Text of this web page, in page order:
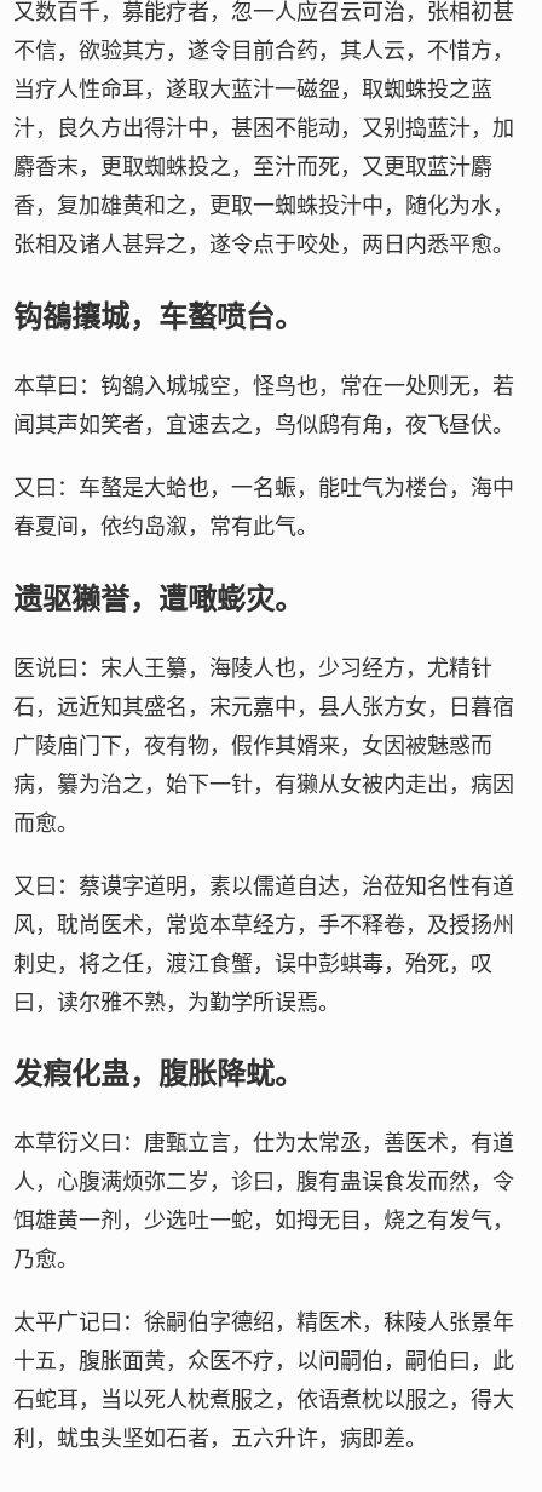
又数百千，募能疗者，忽一人应召云可治，张相初甚
不信，欲验其方，遂令目前合药，其人云，不惜方，
当疗人性命耳，遂取大蓝汁一磁盌，取蜘蛛投之蓝
汁，良久方出得汁中，甚困不能动，又别捣蓝汁，加
麝香末，更取蜘蛛投之，至汁而死，又更取蓝汁麝
香，复加雄黄和之，更取一蜘蛛投汁中，随化为水，
张相及诸人甚异之，遂令点于咬处，两日内悉平愈。
钩鵅攘城，车螯喷台。
本草曰：钩鵅入城城空，怪鸟也，常在一处则无，若
闻其声如笑者，宜速去之，鸟似鸱有角，夜飞昼伏。
又曰：车螯是大蛤也，一名蜄，能吐气为楼台，海中
春夏间，依约岛溆，常有此气。
遗驱獭誉，遭噉蟛灾。
医说曰：宋人王纂，海陵人也，少习经方，尤精针
石，远近知其盛名，宋元嘉中，县人张方女，日暮宿
广陵庙门下，夜有物，假作其婿来，女因被魅惑而
病，纂为治之，始下一针，有獭从女被内走出，病因
而愈。
又曰：蔡谟字道明，素以儒道自达，治莅知名性有道
风，耽尚医术，常览本草经方，手不释卷，及授扬州
刺史，将之任，渡江食蟹，误中彭蜞毒，殆死，叹
曰，读尔雅不熟，为勤学所误焉。
发瘕化蛊，腹胀降蚘。
本草衍义曰：唐甄立言，仕为太常丞，善医术，有道
人，心腹满烦弥二岁，诊曰，腹有蛊误食发而然，令
饵雄黄一剂，少选吐一蛇，如拇无目，烧之有发气，
乃愈。
太平广记曰：徐嗣伯字德绍，精医术，秣陵人张景年
十五，腹胀面黄，众医不疗，以问嗣伯，嗣伯曰，此
石蛇耳，当以死人枕煮服之，依语煮枕以服之，得大
利，蚘虫头坚如石者，五六升许，病即差。